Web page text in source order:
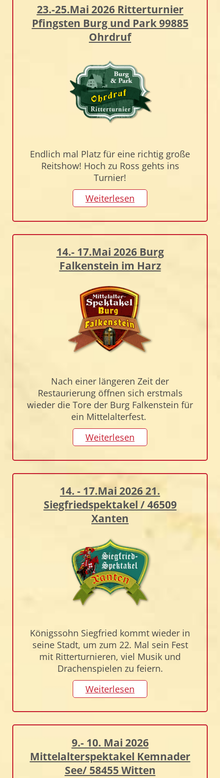
23.-25.Mai 2026 Ritterturnier
Pfingsten Burg und Park 99885
Ohrdruf
Endlich mal Platz für eine richtig große
Reitshow! Hoch zu Ross gehts ins
Turnier!
Weiterlesen
14.- 17.Mai 2026 Burg
Falkenstein im Harz
Nach einer längeren Zeit der
Restaurierung öffnen sich erstmals
wieder die Tore der Burg Falkenstein für
ein Mittelalterfest.
Weiterlesen
14. - 17.Mai 2026 21.
Siegfriedspektakel / 46509
Xanten
Königssohn Siegfried kommt wieder in
seine Stadt, um zum 22. Mal sein Fest
mit Ritterturnieren, viel Musik und
Drachenspielen zu feiern.
Weiterlesen
9.- 10. Mai 2026
Mittelalterspektakel Kemnader
See/ 58455 Witten